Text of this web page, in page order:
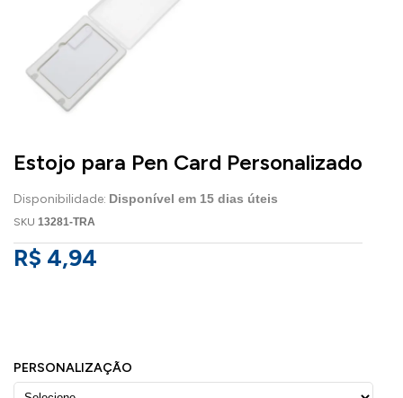
Estojo para Pen Card Personalizado
Disponibilidade: Disponível em 15 dias úteis
SKU 13281-TRA
R$ 4,94